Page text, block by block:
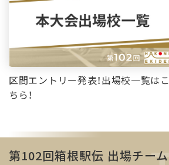
区間エントリー発表！出場校一覧はこ
ちら！
第102回箱根駅伝 出場チーム